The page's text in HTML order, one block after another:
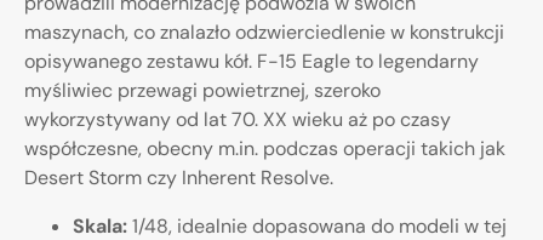
maszynach, co znalazło odzwierciedlenie w konstrukcji
opisywanego zestawu kół. F-15 Eagle to legendarny
myśliwiec przewagi powietrznej, szeroko
wykorzystywany od lat 70. XX wieku aż po czasy
współczesne, obecny m.in. podczas operacji takich jak
Desert Storm czy Inherent Resolve.
Skala:1/48, idealnie dopasowana do modeli w tej